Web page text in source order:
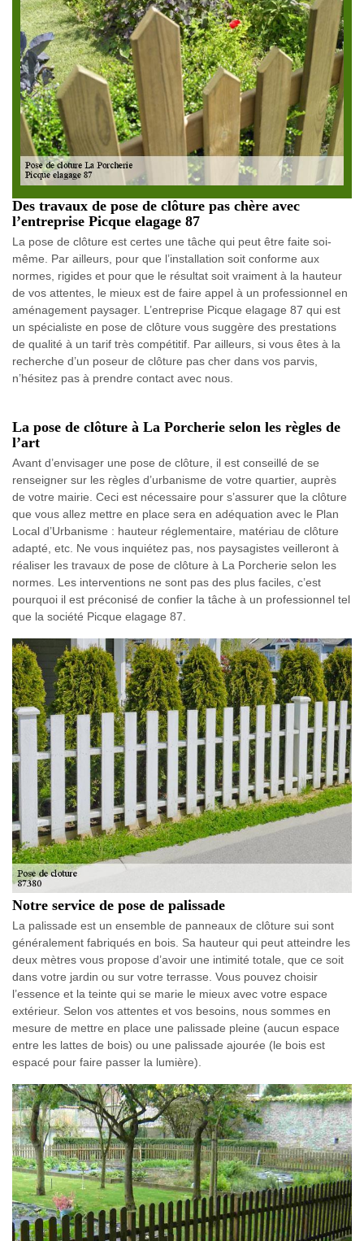
Des travaux de pose de clôture pas chère avec
l’entreprise Picque elagage 87
La pose de clôture est certes une tâche qui peut être faite soi-
même. Par ailleurs, pour que l’installation soit conforme aux
normes, rigides et pour que le résultat soit vraiment à la hauteur
de vos attentes, le mieux est de faire appel à un professionnel en
aménagement paysager. L’entreprise Picque elagage 87 qui est
un spécialiste en pose de clôture vous suggère des prestations
de qualité à un tarif très compétitif. Par ailleurs, si vous êtes à la
recherche d’un poseur de clôture pas cher dans vos parvis,
n’hésitez pas à prendre contact avec nous.
La pose de clôture à La Porcherie selon les règles de
l’art
Avant d’envisager une pose de clôture, il est conseillé de se
renseigner sur les règles d’urbanisme de votre quartier, auprès
de votre mairie. Ceci est nécessaire pour s’assurer que la clôture
que vous allez mettre en place sera en adéquation avec le Plan
Local d’Urbanisme : hauteur réglementaire, matériau de clôture
adapté, etc. Ne vous inquiétez pas, nos paysagistes veilleront à
réaliser les travaux de pose de clôture à La Porcherie selon les
normes. Les interventions ne sont pas des plus faciles, c’est
pourquoi il est préconisé de confier la tâche à un professionnel tel
que la société Picque elagage 87.
Notre service de pose de palissade
La palissade est un ensemble de panneaux de clôture sui sont
généralement fabriqués en bois. Sa hauteur qui peut atteindre les
deux mètres vous propose d’avoir une intimité totale, que ce soit
dans votre jardin ou sur votre terrasse. Vous pouvez choisir
l’essence et la teinte qui se marie le mieux avec votre espace
extérieur. Selon vos attentes et vos besoins, nous sommes en
mesure de mettre en place une palissade pleine (aucun espace
entre les lattes de bois) ou une palissade ajourée (le bois est
espacé pour faire passer la lumière).